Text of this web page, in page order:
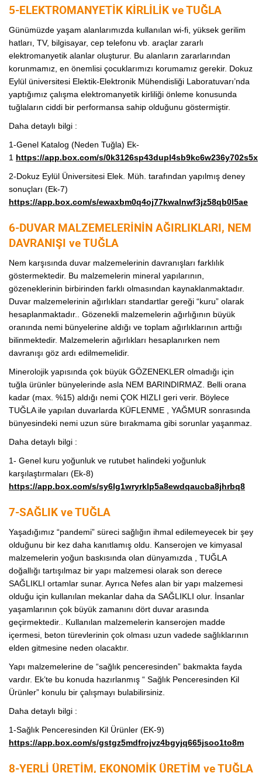
5-ELEKTROMANYETİK KİRLİLİK ve TUĞLA
Günümüzde yaşam alanlarımızda kullanılan wi-fi, yüksek gerilim
hatları, TV, bilgisayar, cep telefonu vb. araçlar zararlı
elektromanyetik alanlar oluşturur. Bu alanların zararlarından
korunmamız, en önemlisi çocuklarımızı korumamız gerekir. Dokuz
Eylül üniversitesi Elektik-Elektronik Mühendisliği Laboratuvarı’nda
yaptığımız çalışma elektromanyetik kirliliği önleme konusunda
tuğlaların ciddi bir performansa sahip olduğunu göstermiştir.
Daha detaylı bilgi :
1-Genel Katalog (Neden Tuğla) Ek-
1 https://app.box.com/s/0k3126sp43dupl4sb9kc6w236y702s5x
2-Dokuz Eylül Üniversitesi Elek. Müh. tarafından yapılmış deney
sonuçları (Ek-7)
https://app.box.com/s/ewaxbm0q4oj77kwalnwf3jz58qb0l5ae
6-DUVAR MALZEMELERİNİN AĞIRLIKLARI, NEM
DAVRANIŞI ve TUĞLA
Nem karşısında duvar malzemelerinin davranışları farklılık
göstermektedir. Bu malzemelerin mineral yapılarının,
gözeneklerinin birbirinden farklı olmasından kaynaklanmaktadır.
Duvar malzemelerinin ağırlıkları standartlar gereği “kuru” olarak
hesaplanmaktadır.. Gözenekli malzemelerin ağırlığının büyük
oranında nemi bünyelerine aldığı ve toplam ağırlıklarının arttığı
bilinmektedir. Malzemelerin ağırlıkları hesaplanırken nem
davranışı göz ardı edilmemelidir.
Minerolojik yapısında çok büyük GÖZENEKLER olmadığı için
tuğla ürünler bünyelerinde asla NEM BARINDIRMAZ. Belli orana
kadar (max. %15) aldığı nemi ÇOK HIZLI geri verir. Böylece
TUĞLA ile yapılan duvarlarda KÜFLENME , YAĞMUR sonrasında
bünyesindeki nemi uzun süre bırakmama gibi sorunlar yaşanmaz.
Daha detaylı bilgi :
1- Genel kuru yoğunluk ve rutubet halindeki yoğunluk
karşılaştırmaları (Ek-8)
https://app.box.com/s/sy6lg1wryrklp5a8ewdqaucba8jhrbq8
7-SAĞLIK ve TUĞLA
Yaşadığımız “pandemi” süreci sağlığın ihmal edilemeyecek bir şey
olduğunu bir kez daha kanıtlamış oldu. Kanserojen ve kimyasal
malzemelerin yoğun baskısında olan dünyamızda , TUĞLA
doğallığı tartışılmaz bir yapı malzemesi olarak son derece
SAĞLIKLI ortamlar sunar. Ayrıca Nefes alan bir yapı malzemesi
olduğu için kullanılan mekanlar daha da SAĞLIKLI olur. İnsanlar
yaşamlarının çok büyük zamanını dört duvar arasında
geçirmektedir.. Kullanılan malzemelerin kanserojen madde
içermesi, beton türevlerinin çok olması uzun vadede sağlıklarının
elden gitmesine neden olacaktır.
Yapı malzemelerine de “sağlık penceresinden” bakmakta fayda
vardır. Ek’te bu konuda hazırlanmış “ Sağlık Penceresinden Kil
Ürünler” konulu bir çalışmayı bulabilirsiniz.
Daha detaylı bilgi :
1-Sağlık Penceresinden Kil Ürünler (EK-9)
https://app.box.com/s/gstgz5mdfrojvz4bgyjq665jsoo1to8m
8-YERLİ ÜRETİM, EKONOMİK ÜRETİM ve TUĞLA